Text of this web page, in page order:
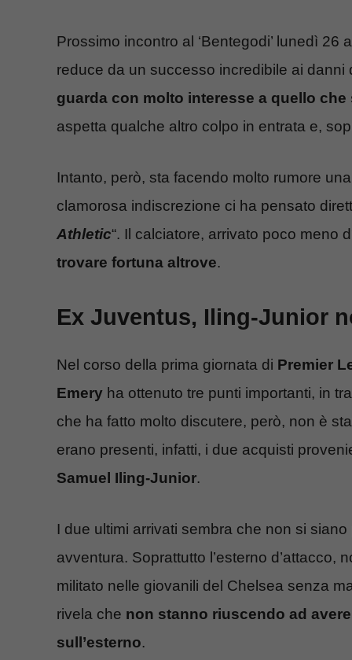
Prossimo incontro al ‘Bentegodi’ lunedì
reduce da un successo incredibile ai danni
guarda con molto interesse a quello
aspetta qualche altro colpo in entrata e,
Intanto, però, sta facendo molto rumore
clamorosa indiscrezione ci ha pensato
Athletic“. Il calciatore, arrivato poco meno
trovare fortuna altrove.
Ex Juventus, Iling-Junior
Nel corso della prima giornata di Premier
Emery ha ottenuto tre punti importanti, in
che ha fatto molto discutere, però, non è
erano presenti, infatti, i due acquisti
Samuel Iling-Junior.
I due ultimi arrivati sembra che non si
avventura. Soprattutto l’esterno d’attacco,
militato nelle giovanili del Chelsea senza
rivela che non stanno riuscendo ad
sull’esterno.